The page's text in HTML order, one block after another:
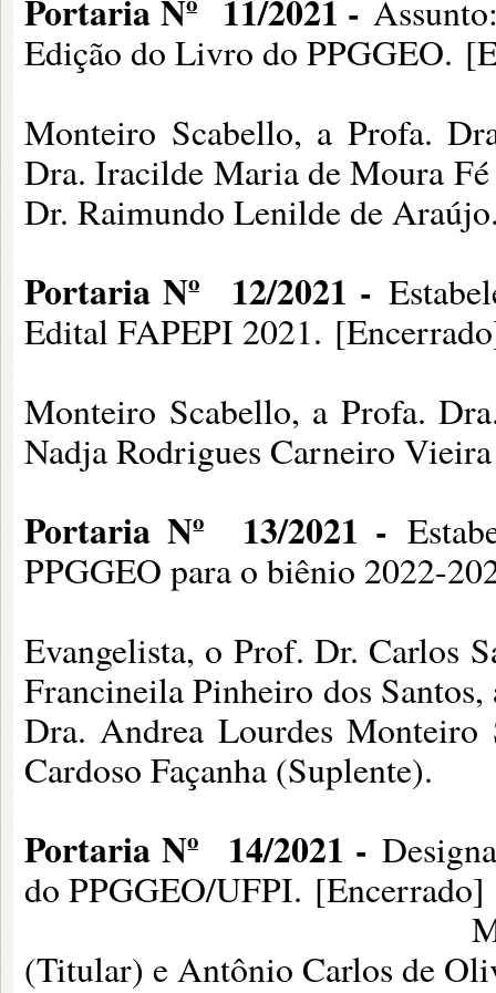
Portaria Nº 11/2021 -
Edição do Livro do PPGGEO.
Monteiro Scabello, a Profa.
Dra. Iracilde Maria
Dr. Raimundo Lenilde de
Portaria Nº 12/2021 -
Edital FAPEPI 2021.
Monteiro Scabello, a Profa.
Nadja Rodrigues Carneiro Vieira
Portaria Nº 13/2021 -
PPGGEO para o biênio 2022-
Evangelista, o Prof. Dr. Carlos
Francineila
Dra. Andrea Lourdes
Cardoso Façanha (Suplente).
Portaria Nº 14/2021 -
do PPGGEO/UFPI. [Encerrado]
Membros:
(Titular) e Antônio Carlos de